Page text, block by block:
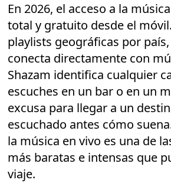
En 2026, el acceso a la
total y gratuito desde el
playlists geográficas por
conecta directamente con
Shazam identifica cualquier
escuches en un bar o en un
excusa para llegar a un
escuchado antes cómo
la música en vivo es una de
más baratas e intensas que
viaje.